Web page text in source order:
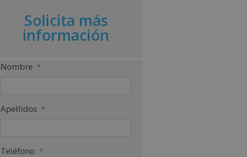
Solicita más
información
Nombre *
Apellidos *
Teléfono *